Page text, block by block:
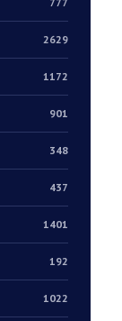
2629
1172
901
348
437
1401
192
1022